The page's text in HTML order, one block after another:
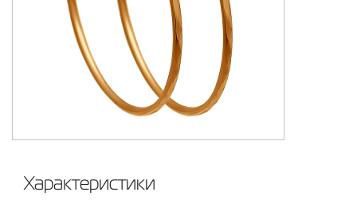
Характеристики